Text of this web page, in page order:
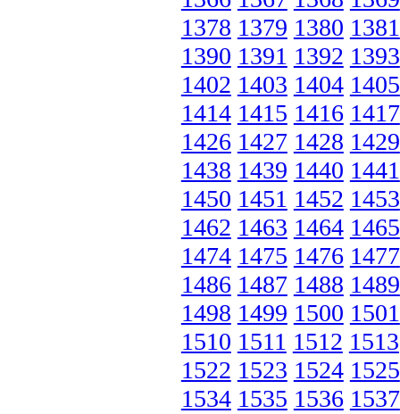
1378 1379 1380 1381
1390 1391 1392 1393
1402 1403 1404 1405
1414 1415 1416 1417
1426 1427 1428 1429
1438 1439 1440 1441
1450 1451 1452 1453
1462 1463 1464 1465
1474 1475 1476 1477
1486 1487 1488 1489
1498 1499 1500 1501
1510 1511 1512 1513
1522 1523 1524 1525
1534 1535 1536 1537